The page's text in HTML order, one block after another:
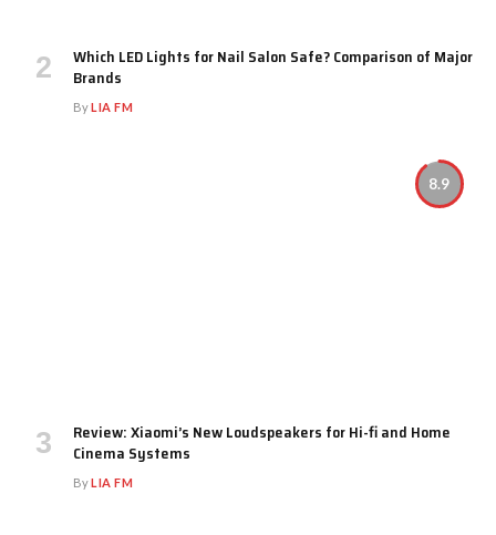
Which LED Lights for Nail Salon Safe? Comparison of Major
Brands
ByLIA FM
8.9
Review: Xiaomi’s New Loudspeakers for Hi-fi and Home
Cinema Systems
ByLIA FM